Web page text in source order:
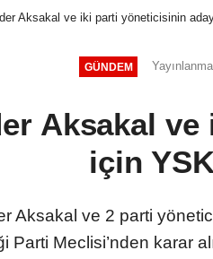
Aksakal ve iki parti yöneticisinin
GÜNDEM
Aksakal
için
Aksakal ve 2 parti
Parti Meclisi’nden karar